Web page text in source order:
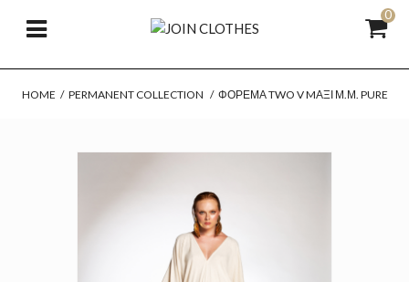
0
HOME / PERMANENT COLLECTION / ΦΌΡΕΜΑ TWO V MΆΞΙ Μ.Μ. PURE